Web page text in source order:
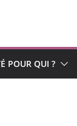
POUR QUI ?